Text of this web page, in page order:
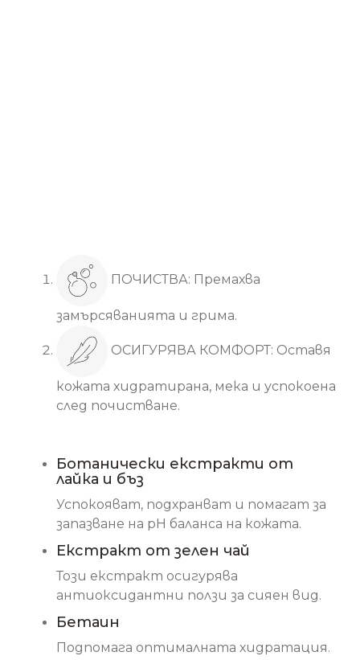
ПОЧИСТВА: Премахва
замърсяванията и грима.
ОСИГУРЯВА КОМФОРТ: Оставя
кожата хидратирана, мека и успокоена
след почистване.
Ботанически екстракти от
лайка и бъз
Успокояват, подхранват и помагат за
запазване на pH баланса на кожата.
Екстракт от зелен чай
Този екстракт осигурява
антиоксидантни ползи за сияен вид.
Бетаин
Подпомага оптималната хидратация.